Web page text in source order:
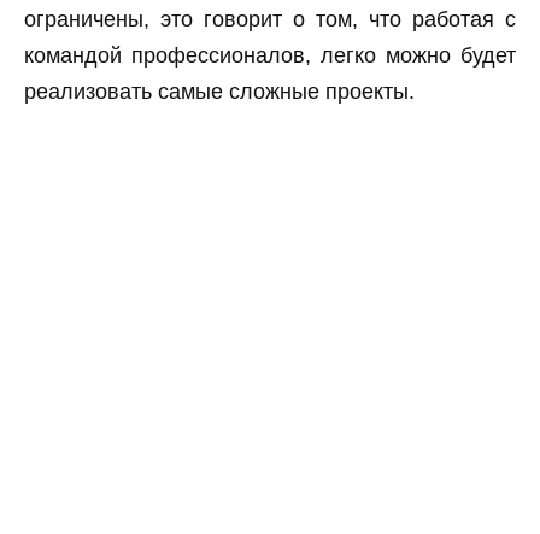
ограничены, это говорит о том, что работая с
командой профессионалов, легко можно будет
реализовать самые сложные проекты.